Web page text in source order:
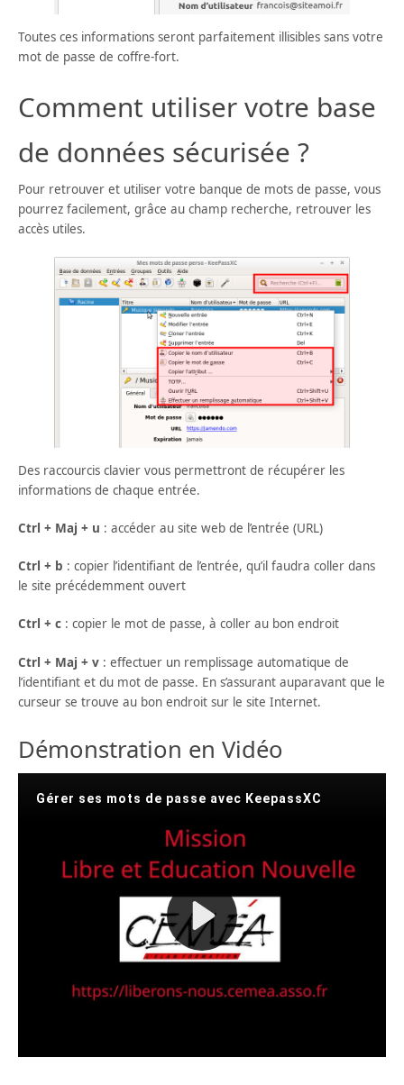
Toutes ces informations seront parfaitement illisibles sans votre
mot de passe de coffre-fort.
Comment utiliser votre base
de données sécurisée ?
Pour retrouver et utiliser votre banque de mots de passe, vous
pourrez facilement, grâce au champ recherche, retrouver les
accès utiles.
Des raccourcis clavier vous permettront de récupérer les
informations de chaque entrée.
Ctrl + Maj + u : accéder au site web de l’entrée (URL)
Ctrl + b : copier l’identifiant de l’entrée, qu’il faudra coller dans
le site précédemment ouvert
Ctrl + c : copier le mot de passe, à coller au bon endroit
Ctrl + Maj + v : effectuer un remplissage automatique de
l’identifiant et du mot de passe. En s’assurant auparavant que le
curseur se trouve au bon endroit sur le site Internet.
Démonstration en Vidéo